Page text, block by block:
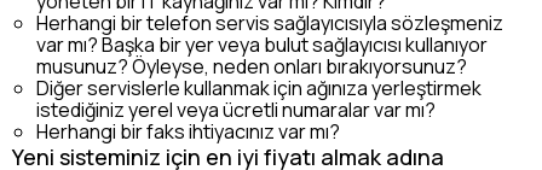
Herhangi bir telefon servis sağlayıcısıyla sözleşmeniz
var mı? Başka bir yer veya bulut sağlayıcısı kullanıyor
musunuz? Öyleyse, neden onları bırakıyorsunuz?
Diğer servislerle kullanmak için ağınıza yerleştirmek
istediğiniz yerel veya ücretli numaralar var mı?
Herhangi bir faks ihtiyacınız var mı?
Yeni sisteminiz için en iyi fiyatı almak adına